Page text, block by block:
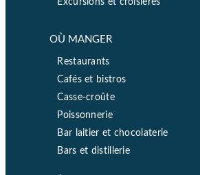
Excursions et croisières
OÙ MANGER
Restaurants
Cafés et bistros
Casse-croûte
Poissonnerie
Bar laitier et chocolaterie
Bars et distillerie